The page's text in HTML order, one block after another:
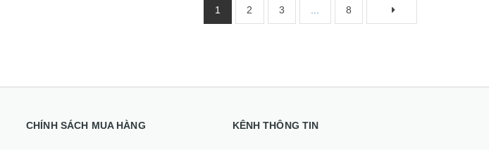
1 2 3 8
CHÍNH SÁCH MUA HÀNG KÊNH THÔNG TIN